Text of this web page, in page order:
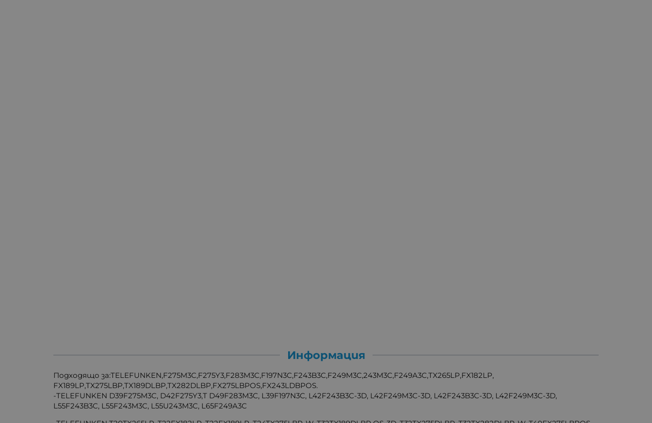
Информация
Подходящо за:TELEFUNKEN,F275M3C,F275Y3,F283M3C,F197N3C,F243B3C,F249M3C,243M3C,F249A3C,TX265LP,FX182LP,
FX189LP,TX275LBP,TX189DLBP,TX282DLBP,FX275LBPOS,FX243LDBPOS.
-TELEFUNKEN D39F275M3C, D42F275Y3,T D49F283M3C, L39F197N3C, L42F243B3C-3D, L42F249M3C-3D, L42F243B3C-3D, L42F249M3C-3D,
L55F243B3C, L55F243M3C, L55U243M3C, L65F249A3C